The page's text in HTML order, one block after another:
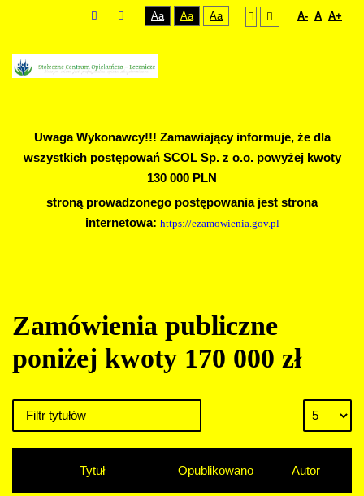
Aa Aa Aa A- A A+
Uwaga Wykonawcy!!! Zamawiający informuje, że dla
wszystkich postępowań SCOL Sp. z o.o. powyżej kwoty
130 000 PLN
stroną prowadzonego postępowania jest strona
internetowa: https://ezamowienia.gov.pl
Zamówienia publiczne
poniżej kwoty 170 000 zł
Tytuł Opublikowano Autor